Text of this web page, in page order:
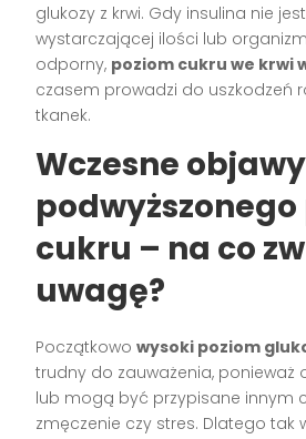
glukozy z krwi. Gdy insulina nie
wystarczającej ilości lub
odporny, poziom cukru we krwi
czasem prowadzi do uszkodzeń
tkanek.
Wczesne objawy
cukru – na co
uwagę?
Początkowowysoki poziom
trudny do zauważenia, ponieważ
lub mogą być przypisane innym
zmęczenie czy stres. Dlatego tak